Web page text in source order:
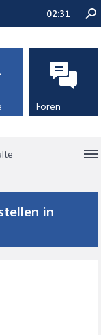
in
02:31
Foren